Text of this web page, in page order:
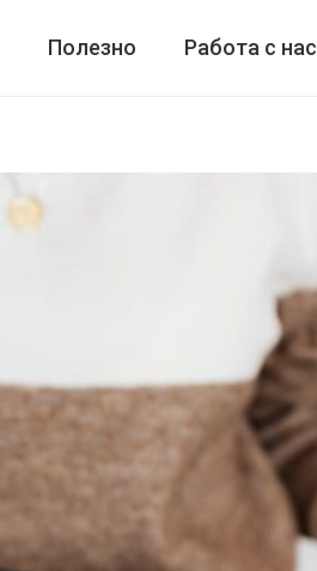
Полезно Работа с нас